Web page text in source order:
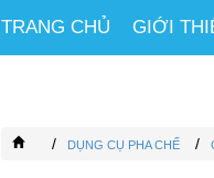
TRANG CHỦ GIỚI
/ DỤNG CỤ PHA CHẾ /